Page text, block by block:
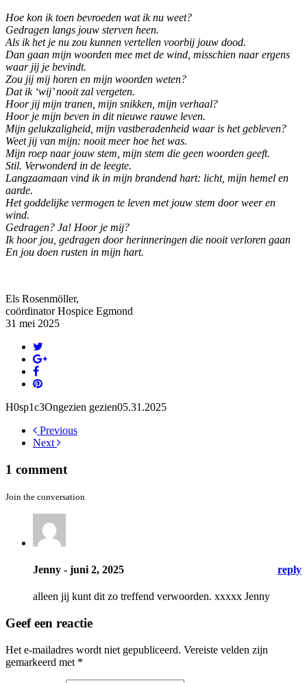
Hoe kon ik toen bevroeden wat ik nu weet?
Gedragen langs jouw sterven heen.
Als ik het je nu zou kunnen vertellen voorbij jouw dood.
Dan gaan mijn woorden mee met de wind, misschien naar ergens
waar jij je bevindt.
Zou jij mij horen en mijn woorden weten?
Dat ik ‘wij’ nooit zal vergeten.
Hoor jij mijn tranen, mijn snikken, mijn verhaal?
Hoor je mijn beven in dit nieuwe rauwe leven.
Mijn gelukzaligheid, mijn vastberadenheid waar is het gebleven?
Weet jij van mijn: nooit meer hoe het was.
Mijn roep naar jouw stem, mijn stem die geen woorden geeft.
Stil. Verwonderd in de leegte.
Langzaamaan vind ik in mijn brandend hart: licht, mijn hemel en
aarde.
Het goddelijke vermogen te leven met jouw stem door weer en
wind.
Gedragen? Ja! Hoor je mij?
Ik hoor jou, gedragen door herinneringen die nooit verloren gaan
En jou doen rusten in mijn hart.
Els Rosenmöller,
coördinator Hospice Egmond
31 mei 2025
H0sp1c3Ongezien gezien05.31.2025
Previous
Next
1 comment
Join the conversation
Jenny - juni 2, 2025 reply
alleen jij kunt dit zo treffend verwoorden. xxxxx Jenny
Geef een reactie
Het e-mailadres wordt niet gepubliceerd. Vereiste velden zijn
gemarkeerd met *